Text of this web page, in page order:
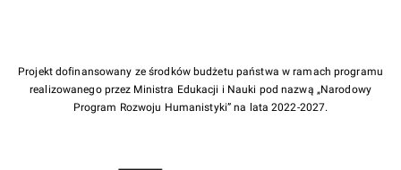
Projekt dofinansowany ze środków budżetu państwa w ramach programu
realizowanego przez Ministra Edukacji i Nauki pod nazwą „Narodowy
Program Rozwoju Humanistyki” na lata 2022-2027.